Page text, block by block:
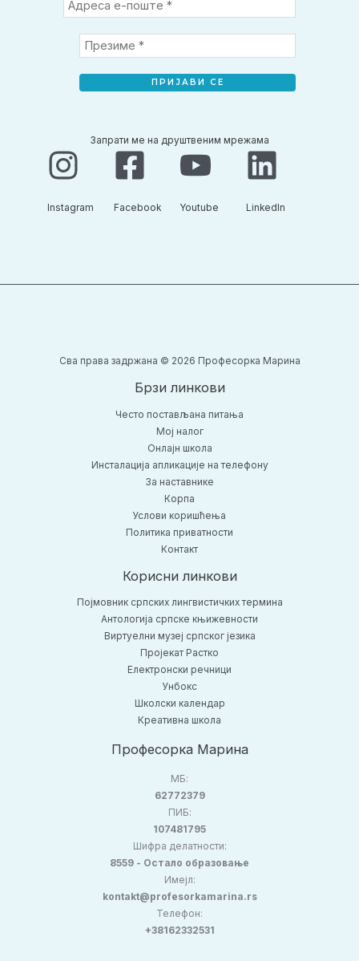
Запрати ме на друштвеним мрежама
Instagram​ Facebook​ Youtube​ LinkedIn​
Сва права задржана © 2026 Професорка Марина
Брзи линкови
Често постављана питања
Moj налог
Онлајн школа
Инсталација апликације на телефону
За наставнике
Корпа
Услови коришћења
Политика приватности
Контакт
Корисни линкови
Појмовник српских лингвистичких термина
Антологија српске књижевности
Виртуелни музеј српског језика
Пројекат Растко
Електронски речници
Унбокс
Школски календар
Креативна школа
Професорка Марина
МБ:
62772379
ПИБ:
107481795
Шифра делатности:
8559 - Остало образовање
Имејл:
kontakt@profesorkamarina.rs
Телефон:
+38162332531